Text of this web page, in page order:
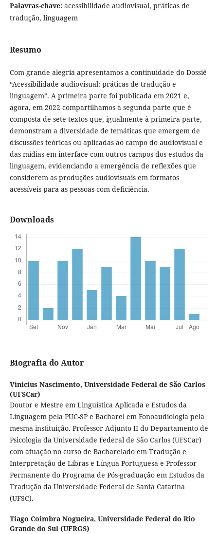
Palavras-chave: acessibilidade audiovisual, práticas de
tradução, linguagem
Resumo
Com grande alegria apresentamos a continuidade do Dossiê
“Acessibilidade audiovisual: práticas de tradução e
linguagem”. A primeira parte foi publicada em 2021 e,
agora, em 2022 compartilhamos a segunda parte que é
composta de sete textos que, igualmente à primeira parte,
demonstram a diversidade de temáticas que emergem de
discussões teóricas ou aplicadas ao campo do audiovisual e
das mídias em interface com outros campos dos estudos da
linguagem, evidenciando a emergência de reflexões que
considerem as produções audiovisuais em formatos
acessíveis para as pessoas com deficiência.
Downloads
Biografia do Autor
Vinicius Nascimento, Universidade Federal de São Carlos
(UFSCar)
Doutor e Mestre em Linguística Aplicada e Estudos da
Linguagem pela PUC-SP e Bacharel em Fonoaudiologia pela
mesma instituição. Professor Adjunto II do Departamento de
Psicologia da Universidade Federal de São Carlos (UFSCar)
com atuação no curso de Bacharelado em Tradução e
Interpretação de Libras e Língua Portuguesa e Professor
Permanente do Programa de Pós-graduação em Estudos da
Tradução da Universidade Federal de Santa Catarina
(UFSC).
Tiago Coimbra Nogueira, Universidade Federal do Rio
Grande do Sul (UFRGS)